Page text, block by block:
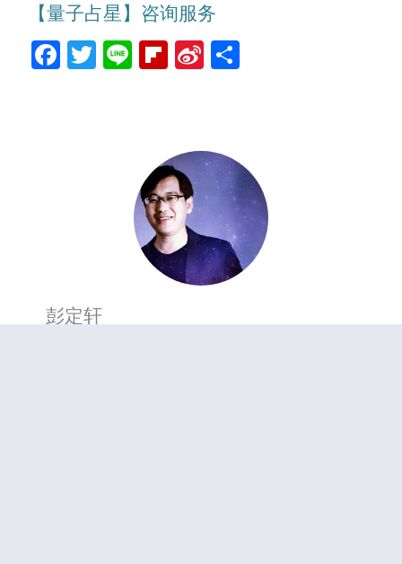
【量子占星】咨询服务
Facebook
Twitter
LineFlipboard
Sina
彭定轩